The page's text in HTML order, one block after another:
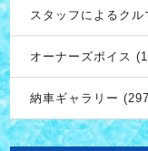
スタッフによるク
オーナーズボイス
納車ギャラリー